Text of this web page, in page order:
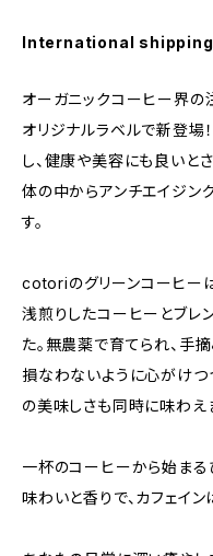
International
オーガニックコーヒー界
オリジナルラベルで新登場
し、健康や美容にも良いと
体の中からアンチエイジン
す。
cotoriのグリーンコーヒー
浅煎りしたコーヒーとブレ
た。無農薬で育てられ、手
損なわないように心がけつ
の美味しさも同時に味わえ
一杯のコーヒーから始まる
味わいと香りで、カフェイ